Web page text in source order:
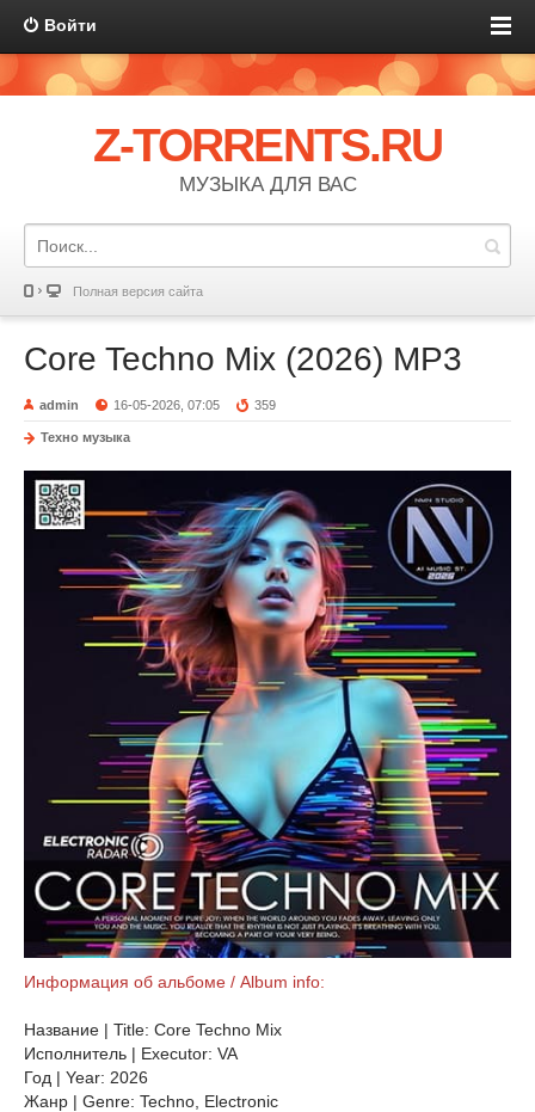
Войти
Z-TORRENTS.RU
МУЗЫКА ДЛЯ ВАС
Полная версия сайта
Core Techno Mix (2026) MP3
admin 16-05-2026, 07:05 359
Техно музыка
Информация об альбоме / Album info:
Название | Title: Core Techno Mix
Исполнитель | Executor: VA
Год | Year: 2026
Жанр | Genre: Techno, Electronic